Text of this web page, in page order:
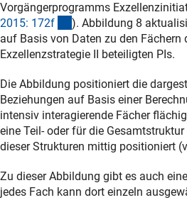
Vorgängerprogramms
2015: 172f (Anchor Link)
). Abbildung 8
auf Basis von Daten zu den Fächern
Exzellenzstrategie II beteiligten PIs.
Die Abbildung positioniert die
Beziehungen auf Basis einer
intensiv interagierende Fächer
eine Teil- oder für die
dieser Strukturen mittig positioniert
Zu dieser Abbildung gibt es auch eine
jedes Fach kann dort einzeln